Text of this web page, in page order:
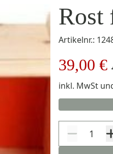
Rost
Artikelnr.:
39,00 €
inkl. MwSt